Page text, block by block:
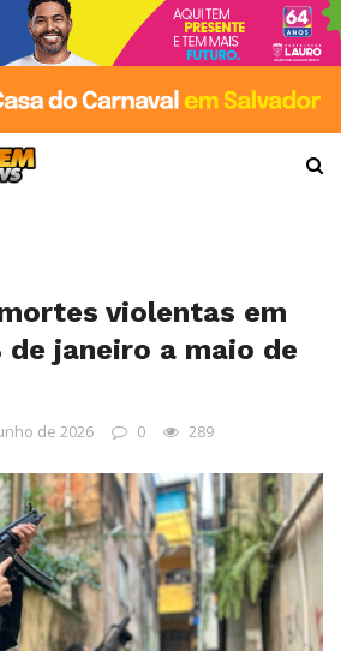
violentas em
de janeiro a maio de
de 2026 0 289